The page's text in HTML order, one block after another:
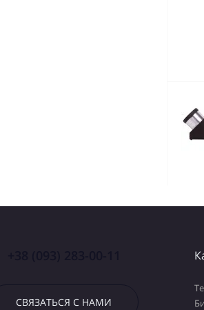
СВЯЗАТЬСЯ С НАМИ